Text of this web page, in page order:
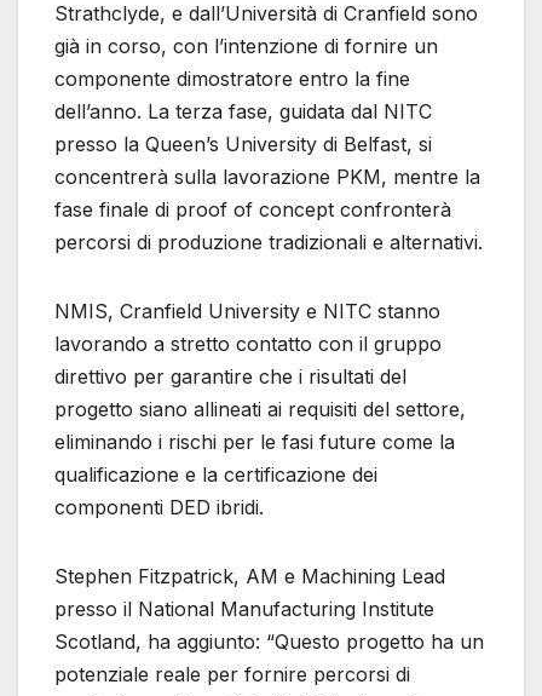
Strathclyde, e dall’Università di Cranfield sono
già in corso, con l’intenzione di fornire un
componente dimostratore entro la fine
dell’anno. La terza fase, guidata dal NITC
presso la Queen’s University di Belfast, si
concentrerà sulla lavorazione PKM, mentre la
fase finale di proof of concept confronterà
percorsi di produzione tradizionali e alternativi.
NMIS, Cranfield University e NITC stanno
lavorando a stretto contatto con il gruppo
direttivo per garantire che i risultati del
progetto siano allineati ai requisiti del settore,
eliminando i rischi per le fasi future come la
qualificazione e la certificazione dei
componenti DED ibridi.
Stephen Fitzpatrick, AM e Machining Lead
presso il National Manufacturing Institute
Scotland, ha aggiunto: “Questo progetto ha un
potenziale reale per fornire percorsi di